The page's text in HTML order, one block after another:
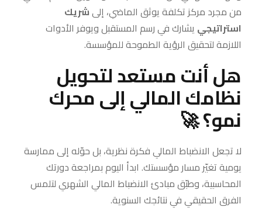
من مجرد مركز تكلفة يوثق الماضي، إلىشريك
استراتيجي يشارك في رسم المستقبل ويوفر الأدوات
اللازمة لتحقيق الرؤية الطموحة للمؤسسة.
هل أنت مستعد لتحويل
نظامك المالي إلى محرك
نمو؟ 🚀
لا تجعل الانضباط المالي فكرة نظرية، بل حوّله إلى ممارسة
يومية تغيّر مسار مؤسستك. ابدأ اليوم بمراجعة دورتك
المحاسبية، وطبّق مبادئ الانضباط المالي الشهري لتلمس
الفرق الحقيقي في نتائجك السنوية.